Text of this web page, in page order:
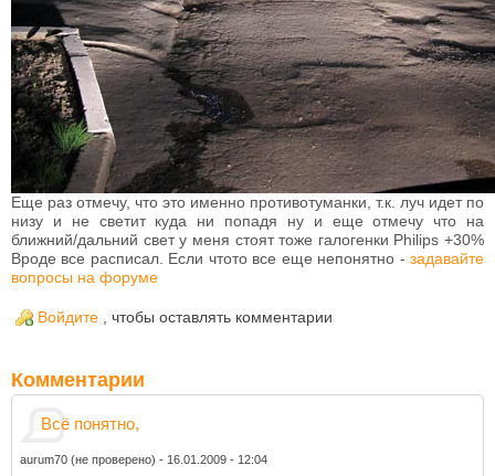
Еще раз отмечу, что это именно противотуманки, т.к. луч идет по
низу и не светит куда ни попадя ну и еще отмечу что на
ближний/дальний свет у меня стоят тоже галогенки Philips +30%
Вроде все расписал. Если чтото все еще непонятно - задавайте
вопросы на форуме
Войдите , чтобы оставлять комментарии
Комментарии
Всё понятно,
aurum70 (не проверено) - 16.01.2009 - 12:04